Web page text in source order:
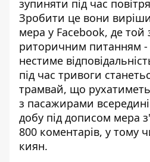
зупиняти під час
Зробити це вони
мера у Facebook, де той
риторичним питанням -
нестиме
під час тривоги
трамвай, що
з пасажирами
добу під дописом мера
800 коментарів, у тому
киян.